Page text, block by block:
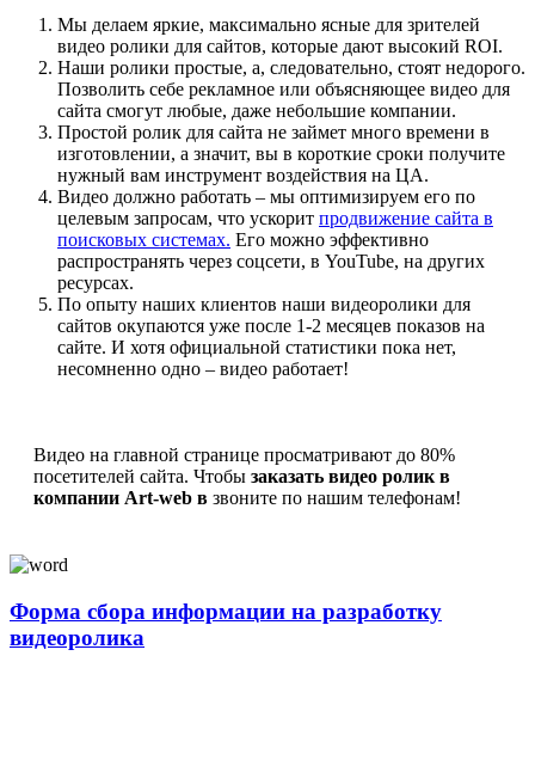
Мы делаем яркие, максимально ясные для зрителей
видео ролики для сайтов, которые дают высокий ROI.
Наши ролики простые, а, следовательно, стоят недорого.
Позволить себе рекламное или объясняющее видео для
сайта смогут любые, даже небольшие компании.
Простой ролик для сайта не займет много времени в
изготовлении, а значит, вы в короткие сроки получите
нужный вам инструмент воздействия на ЦА.
Видео должно работать – мы оптимизируем его по
целевым запросам, что ускорит продвижение сайта в
поисковых системах. Его можно эффективно
распространять через соцсети, в YouTube, на других
ресурсах.
По опыту наших клиентов наши видеоролики для
сайтов окупаются уже после 1-2 месяцев показов на
сайте. И хотя официальной статистики пока нет,
несомненно одно – видео работает!
Видео на главной странице просматривают до 80%
посетителей сайта. Чтобы заказать видео ролик в
компании Art-web в звоните по нашим телефонам!
Форма сбора информации на разработку
видеоролика